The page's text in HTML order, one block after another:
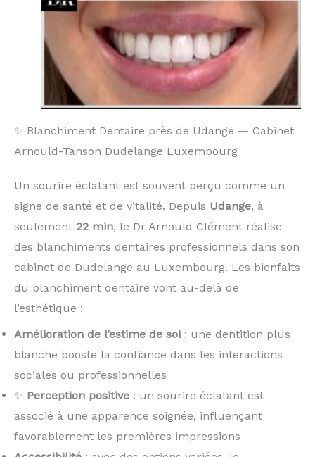
✨ Blanchiment Dentaire près de Udange — Cabinet
Arnould-Tanson Dudelange Luxembourg
Un sourire éclatant est souvent perçu comme un
signe de santé et de vitalité. Depuis Udange, à
seulement 22 min, le Dr Arnould Clément réalise
des blanchiments dentaires professionnels dans son
cabinet de Dudelange au Luxembourg. Les bienfaits
du blanchiment dentaire vont au-delà de
l’esthétique :
Amélioration de l’estime de soi : une dentition plus
blanche booste la confiance dans les interactions
sociales ou professionnelles
✨ Perception positive : un sourire éclatant est
associé à une apparence soignée, influençant
favorablement les premières impressions